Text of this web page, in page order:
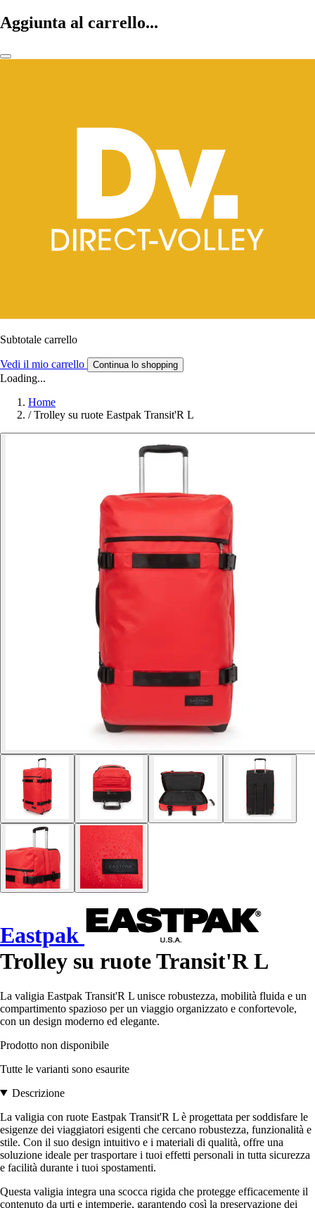
Aggiunta al carrello...
Subtotale carrello
Vedi il mio carrello Continua lo shopping
Loading...
Home
/ Trolley su ruote Eastpak Transit'R L
Eastpak
Trolley su ruote Transit'R L
La valigia Eastpak Transit'R L unisce robustezza, mobilità fluida e un
compartimento spazioso per un viaggio organizzato e confortevole,
con un design moderno ed elegante.
Prodotto non disponibile
Tutte le varianti sono esaurite
Descrizione
La valigia con ruote Eastpak Transit'R L è progettata per soddisfare le
esigenze dei viaggiatori esigenti che cercano robustezza, funzionalità e
stile. Con il suo design intuitivo e i materiali di qualità, offre una
soluzione ideale per trasportare i tuoi effetti personali in tutta sicurezza
e facilità durante i tuoi spostamenti.
Questa valigia integra una scocca rigida che protegge efficacemente il
contenuto da urti e intemperie, garantendo così la preservazione dei